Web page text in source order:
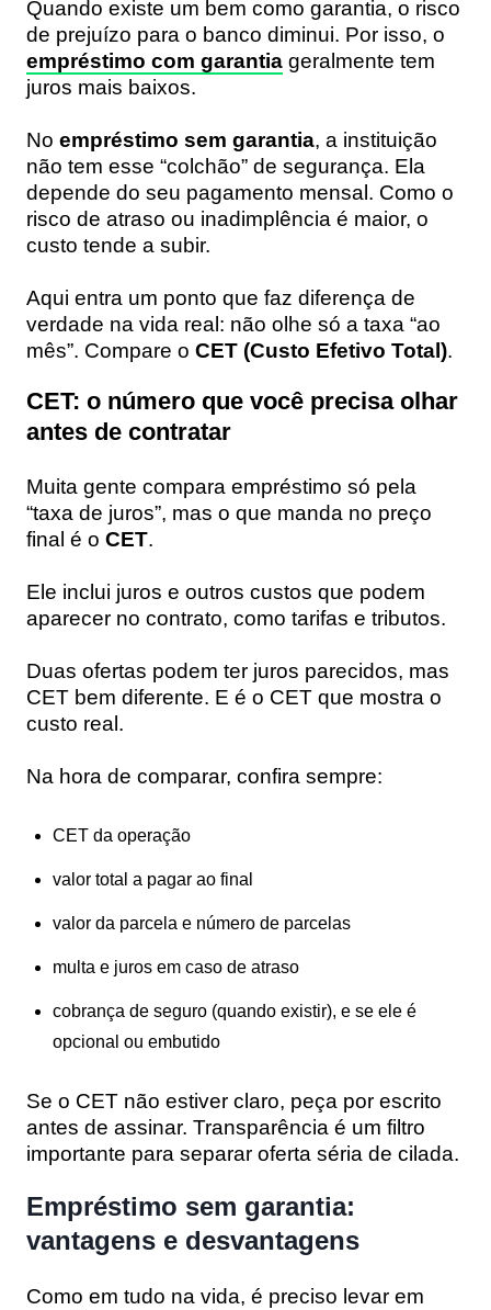
Quando existe um bem como garantia, o risco
de prejuízo para o banco diminui. Por isso, o
empréstimo com garantia geralmente tem
juros mais baixos.
No empréstimo sem garantia, a instituição
não tem esse “colchão” de segurança. Ela
depende do seu pagamento mensal. Como o
risco de atraso ou inadimplência é maior, o
custo tende a subir.
Aqui entra um ponto que faz diferença de
verdade na vida real: não olhe só a taxa “ao
mês”. Compare o CET (Custo Efetivo Total).
CET: o número que você precisa olhar
antes de contratar
Muita gente compara empréstimo só pela
“taxa de juros”, mas o que manda no preço
final é o CET.
Ele inclui juros e outros custos que podem
aparecer no contrato, como tarifas e tributos.
Duas ofertas podem ter juros parecidos, mas
CET bem diferente. E é o CET que mostra o
custo real.
Na hora de comparar, confira sempre:
CET da operação
valor total a pagar ao final
valor da parcela e número de parcelas
multa e juros em caso de atraso
cobrança de seguro (quando existir), e se ele é
opcional ou embutido
Se o CET não estiver claro, peça por escrito
antes de assinar. Transparência é um filtro
importante para separar oferta séria de cilada.
Empréstimo sem garantia:
vantagens e desvantagens
Como em tudo na vida, é preciso levar em